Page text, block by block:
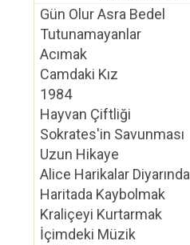
Gün Olur Asra Bedel
Tutunamayanlar
Acımak
Camdaki Kız
1984
Hayvan Çiftliği
Sokrates'in Savunması
Uzun Hikaye
Alice Harikalar Diyarında
Haritada Kaybolmak
Kraliçeyi Kurtarmak
İçimdeki Müzik